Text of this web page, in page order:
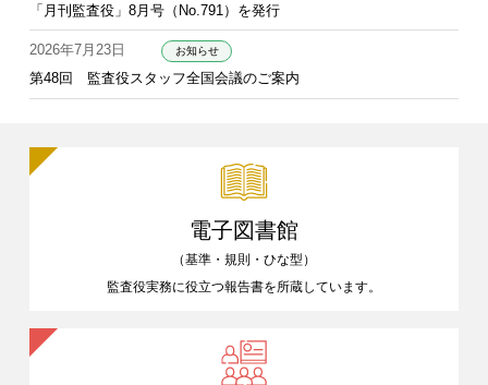
「月刊監査役」8月号（No.791）を発行
2026年7月23日 お知らせ
第48回 監査役スタッフ全国会議のご案内
電子図書館
（基準・規則・ひな型）
監査役実務に役立つ報告書を所蔵しています。